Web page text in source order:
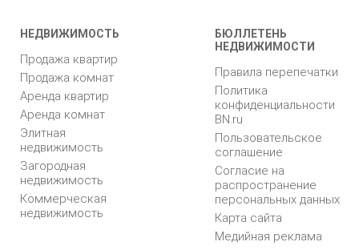
НЕДВИЖИМОСТЬ
Продажа квартир
Продажа комнат
Аренда квартир
Аренда комнат
Элитная
недвижимость
Загородная
недвижимость
Коммерческая
недвижимость
БЮЛЛЕТЕНЬ
НЕДВИЖИМОСТИ
Правила перепечатки
Политика
конфиденциальности
BN.ru
Пользовательское
соглашение
Согласие на
распространение
персональных данных
Карта сайта
Медийная реклама